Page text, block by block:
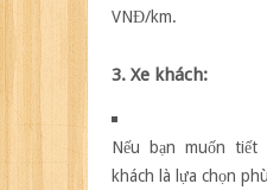
VNĐ/km.
3. Xe khách:
Nếu bạn muốn
khách là lựa chọn